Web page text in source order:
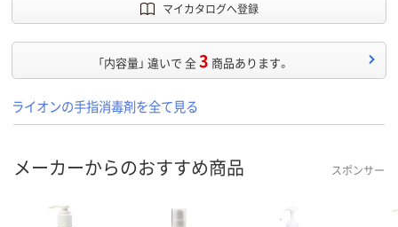
マイカタログへ登録
「内容量」 違いで 全3 商品あります。
ライオンの手指消毒剤を全て見る
メーカーからのおすすめ商品 スポンサー